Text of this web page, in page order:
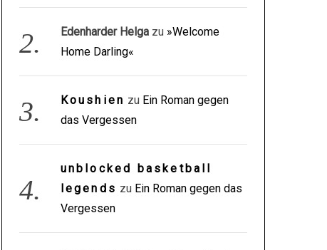
Edenharder Helgazu »Welcome
Home Darling«
Koushien zu Ein Roman gegen
das Vergessen
unblocked basketball
legends zu Ein Roman gegen das
Vergessen